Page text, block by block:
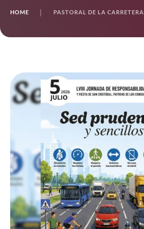
HOME PASTORAL DE LA CARRETERA